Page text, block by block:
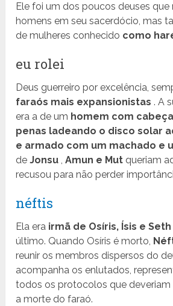
Ele foi um dos poucos deuses que
homens em seu sacerdócio, mas
de mulheres conhecido como
eu rolei
Deus guerreiro por excelência,
faraós mais expansionistas . A
era a de um homem com
penas ladeando o disco solar
e armado com um machado e
deJonsu ,Amun e Mut queriam
recusou para não perder
néftis
Ela era irmã de Osíris, Ísis e Seth
último. Quando Osíris é morto,
reunir os membros dispersos do
acompanha os enlutados,
todos os protocolos que deveriam
a morte do faraó.